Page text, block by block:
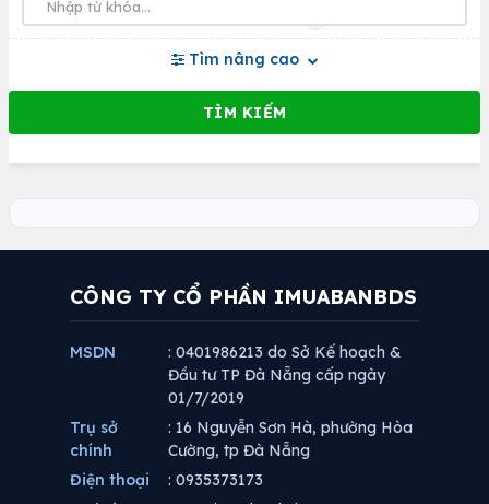
Tìm nâng cao
CÔNG TY CỔ PHẦN IMUABANBDS
MSDN
: 0401986213 do Sở Kế hoạch &
Đầu tư TP Đà Nẵng cấp ngày
01/7/2019
Trụ sở
chính
: 16 Nguyễn Sơn Hà, phường Hòa
Cường, tp Đà Nẵng
Điện thoại
: 0935373173